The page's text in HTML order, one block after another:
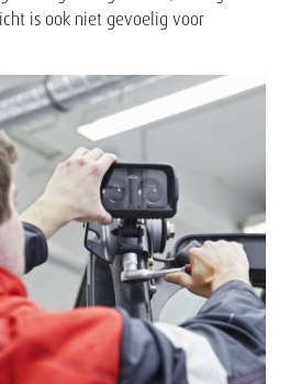
is ook niet gevoelig voor